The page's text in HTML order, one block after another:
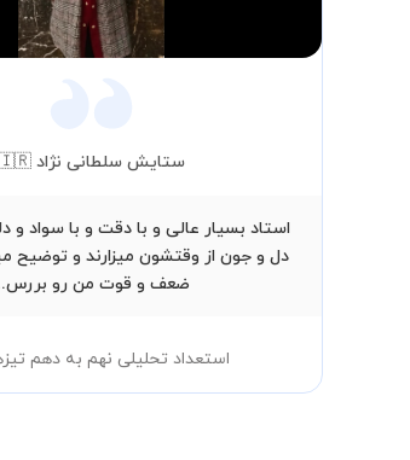
Video
ستایش سلطانی نژاد 🇮🇷
استاد بسیار عالی و با دقت و با سواد و
دل و جون از وقتشون میزارند و توضیح
ضعف و قوت من رو
استعداد تحلیلی نهم به دهم